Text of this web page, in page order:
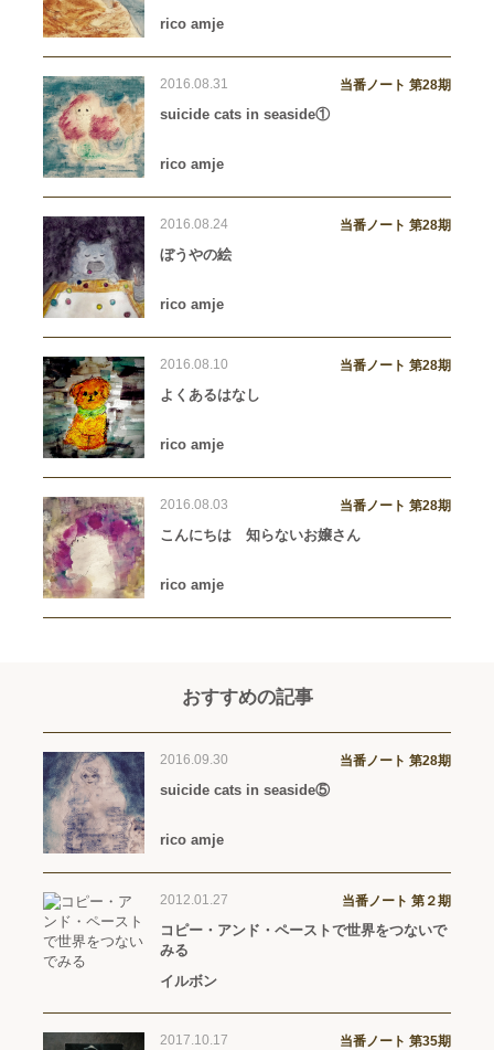
rico amje
2016.08.31 当番ノート 第28期
suicide cats in seaside①
rico amje
2016.08.24 当番ノート 第28期
ぼうやの絵
rico amje
2016.08.10 当番ノート 第28期
よくあるはなし
rico amje
2016.08.03 当番ノート 第28期
こんにちは 知らないお嬢さん
rico amje
おすすめの記事
2016.09.30 当番ノート 第28期
suicide cats in seaside⑤
rico amje
2012.01.27 当番ノート 第２期
コピー・アンド・ペーストで世界をつないで
みる
イルボン
2017.10.17 当番ノート 第35期